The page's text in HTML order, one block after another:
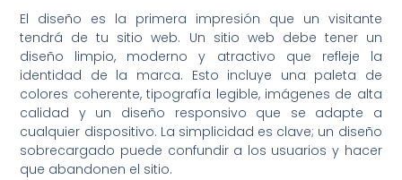
El diseño es la primera impresión que un visitante
tendrá de tu sitio web. Un sitio web debe tener un
diseño limpio, moderno y atractivo que refleje la
identidad de la marca. Esto incluye una paleta de
colores coherente, tipografía legible, imágenes de alta
calidad y un diseño responsivo que se adapte a
cualquier dispositivo. La simplicidad es clave; un diseño
sobrecargado puede confundir a los usuarios y hacer
que abandonen el sitio.